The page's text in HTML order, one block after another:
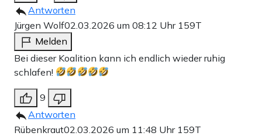
Antworten
Jürgen Wolf02.03.2026 um 08:12 Uhr 159T
Melden
Bei dieser Koalition kann ich endlich wieder ruhig
schlafen!
9
Antworten
Rübenkraut02.03.2026 um 11:48 Uhr 159T